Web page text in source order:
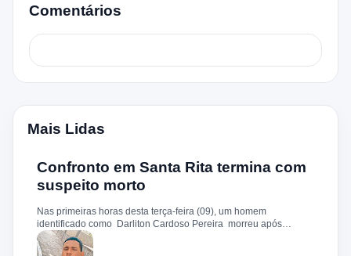
Comentários
Mais Lidas
Confronto em Santa Rita termina com
suspeito morto
Nas primeiras horas desta terça-feira (09), um homem
identificado como Darliton Cardoso Pereira morreu após
confronto com a Polícia Militar no povoado Timbotiba, zona rural
de Santa Rita. De acordo com a PM, os policiais estavam